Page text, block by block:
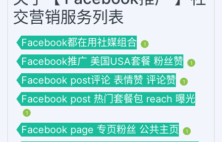
交营销服务列表
Facebook都在用社媒组合 1
Facebook推广 美国USA套餐 粉丝赞 1
Facebook post评论 表情赞 评论赞 1
Facebook post 热门套餐包 reach 曝光
1
Facebook page 专页粉丝 公共主页 1